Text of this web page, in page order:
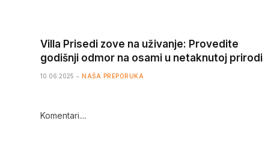
Villa Prisedi zove na uživanje: Provedite
godišnji odmor na osami u netaknutoj prirodi
10.06.2025 NAŠA PREPORUKA
Komentari....